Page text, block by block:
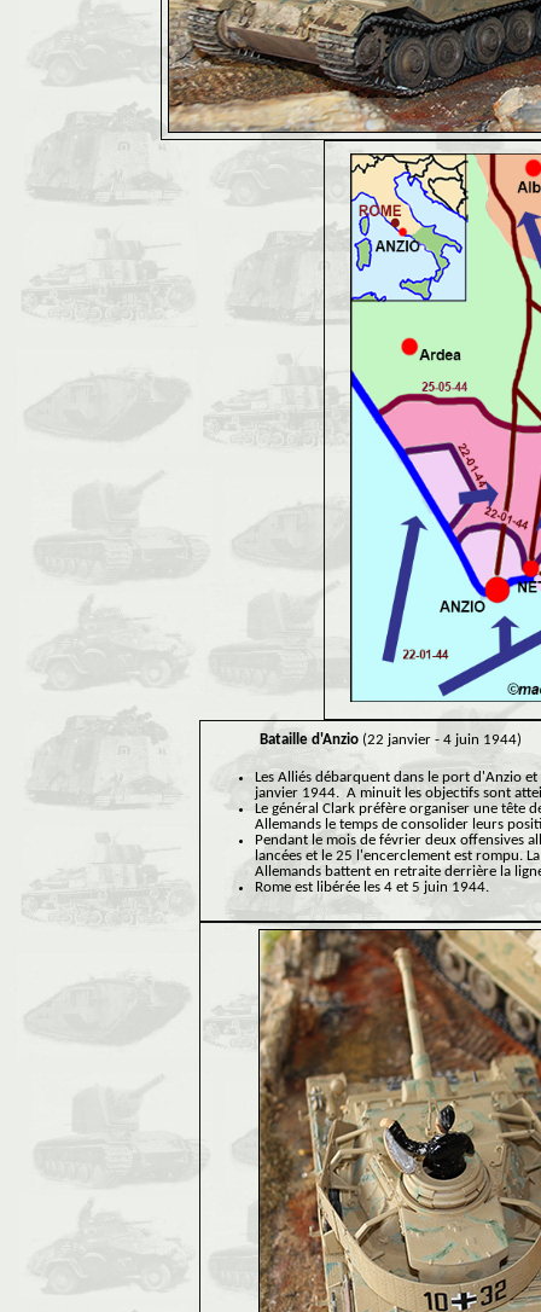
Bataille d'Anzio (22 janvier - 4 juin 1944)
Les Alliés débarquent dans le port d'Anzio
janvier 1944. A minuit les objectifs sont
Le général Clark préfère organiser une tête
Allemands le temps de consolider leurs
Pendant le mois de février deux offensives
lancées et le 25 l'encerclement est rompu.
Allemands battent en retraite derrière la
Rome est libérée les 4 et 5 juin 1944.